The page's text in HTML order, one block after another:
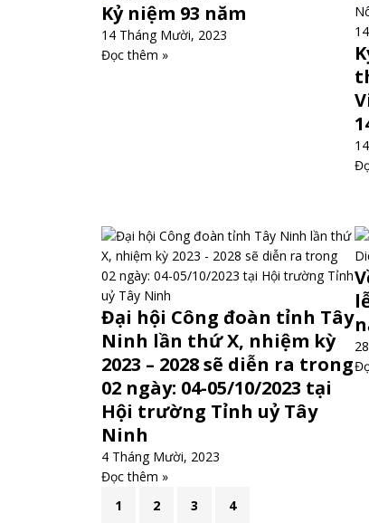
Kỷ niệm 93 năm
14 Tháng Mười, 2023
Đọc thêm »
Đại hội Công đoàn tỉnh Tây
Ninh lần thứ X, nhiệm kỳ
2023 – 2028 sẽ diễn ra trong
02 ngày: 04-05/10/2023 tại
Hội trường Tỉnh uỷ Tây
Ninh
4 Tháng Mười, 2023
Đọc thêm »
1 2 3 4